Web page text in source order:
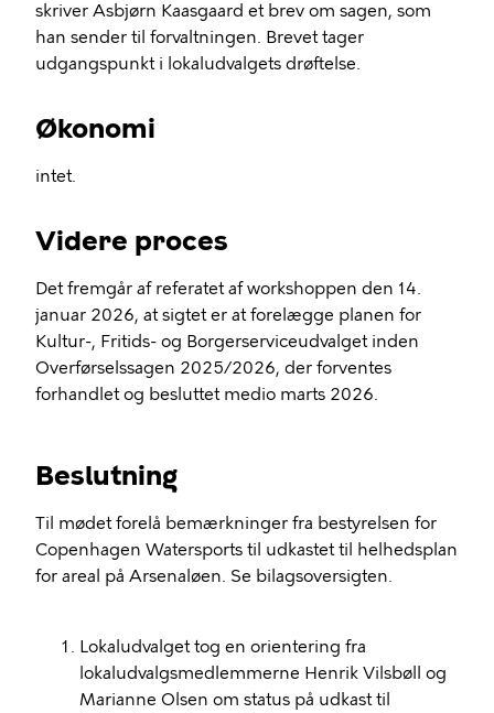
skriver Asbjørn Kaasgaard et brev om sagen, som
han sender til forvaltningen. Brevet tager
udgangspunkt i lokaludvalgets drøftelse.
Økonomi
intet.
Videre proces
Det fremgår af referatet af workshoppen den 14.
januar 2026, at sigtet er at forelægge planen for
Kultur-, Fritids- og Borgerserviceudvalget inden
Overførselssagen 2025/2026, der forventes
forhandlet og besluttet medio marts 2026.
Beslutning
Til mødet forelå bemærkninger fra bestyrelsen for
Copenhagen Watersports til udkastet til helhedsplan
for areal på Arsenaløen. Se bilagsoversigten.
Lokaludvalget tog en orientering fra
lokaludvalgsmedlemmerne Henrik Vilsbøll og
Marianne Olsen om status på udkast til